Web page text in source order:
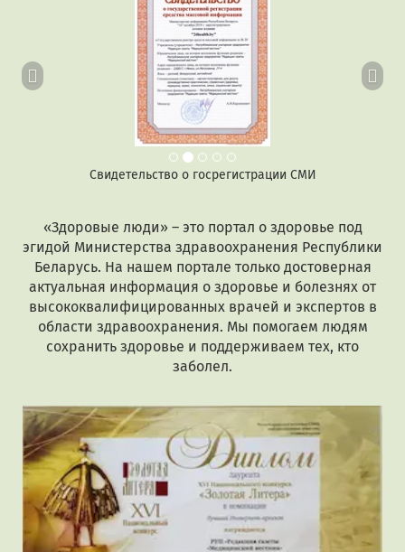
Свидетельство о госрегистрации СМИ
«Здоровые люди» – это портал о здоровье под
эгидой Министерства здравоохранения Республики
Беларусь. На нашем портале только достоверная
актуальная информация о здоровье и болезнях от
высококвалифицированных врачей и экспертов в
области здравоохранения. Мы помогаем людям
сохранить здоровье и поддерживаем тех, кто
заболел.